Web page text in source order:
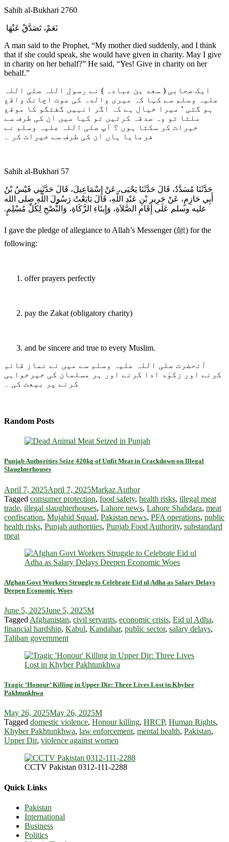
Sahih al-Bukhari 2760
نَعَمْ، تَصَدَّقْ عَنْهَا
A man said to the Prophet, “My mother died suddenly, and I think
that if she could speak, she would have given in charity. May I give
in charity on her behalf?” He said, “Yes! Give in charity on her
behalf.”
ایک صحابی ( سعد بن عبادہ ) نے رسول اللہ صلی اللہ
علیہ وسلم سے کہا کہ میری والدہ کی موت اچانک واقع
ہو گئی ‘ میرا خیال ہے کہ اگر انہیں گفتگو کا موقع
ملتا تو وہ صدقہ کرتیں تو کیا میں ان کی طرف سے
خیرات کر سکتا ہوں ؟ آپ صلی اللہ علیہ وسلم نے
فرمایا ہاں ان کی طرف سے خیرات کر ۔
Sahih al-Bukhari 57
حَدَّثَنَا مُسَدَّدٌ، قَالَ حَدَّثَنَا يَحْيَى، عَنْ إِسْمَاعِيلَ، قَالَ حَدَّثَنِي قَيْسُ بْنُ
أَبِي حَازِمٍ، عَنْ جَرِيرِ بْنِ عَبْدِ اللَّهِ، قَالَ بَايَعْتُ رَسُولَ اللَّهِ صلى الله
عليه وسلم عَلَى إِقَامِ الصَّلاَةِ، وَإِيتَاءِ الزَّكَاةِ، وَالنُّصْحِ لِكُلِّ مُسْلِمٍ‏.‏
I gave the pledge of allegiance to Allah’s Messenger (ﷺ) for the
following:
offer prayers perfectly
pay the Zakat (obligatory charity)
and be sincere and true to every Muslim.
آنحضرت صلی اللہ علیہ وسلم سے میں نے نماز قائم
کرنے اور زکوٰۃ ادا کرنے اور ہر مسلمان کی خیرخواہی
کرنے پر بیعت کی ۔
Random Posts
Punjab Authorities Seize 420kg of Unfit Meat in Crackdown on Illegal
Slaughterhouses
April 7, 2025April 7, 2025Markaz Author
Tagged consumer protection, food safety, health risks, illegal meat
trade, illegal slaughterhouses, Lahore news, Lahore Shahdara, meat
confiscation, Mujahid Squad, Pakistan news, PFA operations, public
health risks, Punjab authorities, Punjab Food Authority, substandard
meat
Afghan Govt Workers Struggle to Celebrate Eid ul Adha as Salary Delays
Deepen Economic Woes
June 5, 2025June 5, 2025M
Tagged Afghanistan, civil servants, economic crisis, Eid ul Adha,
financial hardship, Kabul, Kandahar, public sector, salary delays,
Taliban government
Tragic ‘Honour’ Killing in Upper Dir: Three Lives Lost in Khyber
Pakhtunkhwa
May 26, 2025May 26, 2025M
Tagged domestic violence, Honour killing, HRCP, Human Rights,
Khyber Pakhtunkhwa, law enforcement, mental health, Pakistan,
Upper Dir, violence against women
CCTV Pakistan 0312-111-2288
Quick Links
Pakistan
International
Business
Politics